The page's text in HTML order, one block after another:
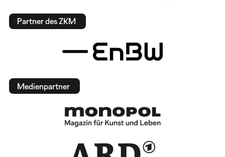
Partner des ZKM
Medienpartner